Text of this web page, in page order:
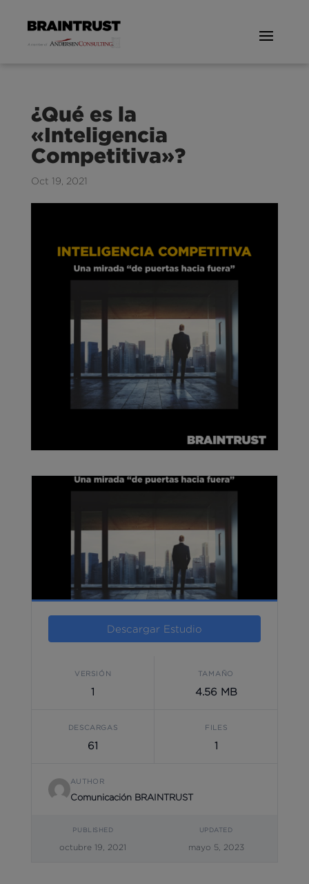
¿Qué es la
«Inteligencia
Competitiva»?
Oct 19, 2021
Descargar Estudio
VERSIÓN
1
TAMAÑO
4.56 MB
DESCARGAS
61
FILES
1
AUTHOR
Comunicación BRAINTRUST
PUBLISHED
octubre 19, 2021
UPDATED
mayo 5, 2023